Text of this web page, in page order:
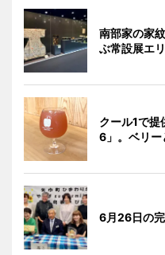
南部家の家
ぶ常設展エ
クール1で提
6」。ベリー
6月26日の